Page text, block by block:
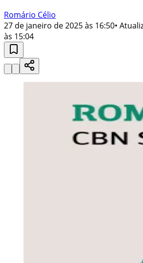
Romário Célio
27 de janeiro de 2025 às 16:50•
às 15:04